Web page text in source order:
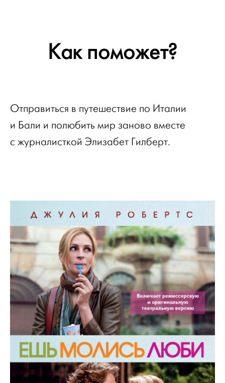
Как поможет?
Отправиться в путешествие по Италии
и Бали и полюбить мир заново вместе
с журналисткой Элизабет Гилберт.